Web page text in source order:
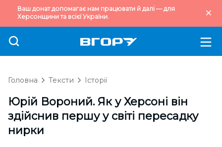
Ваш донат допомагає нам працювати й далі — для
Херсонщини та всієї України.
Головна Тексти Історії
Юрій Вороний. Як у Херсоні він
здійснив першу у світі пересадку
нирки